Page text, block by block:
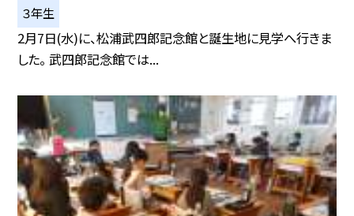
３年生
2月7日(水)に、松浦武四郎記念館と誕生地に見学へ行きま
した。 武四郎記念館では...